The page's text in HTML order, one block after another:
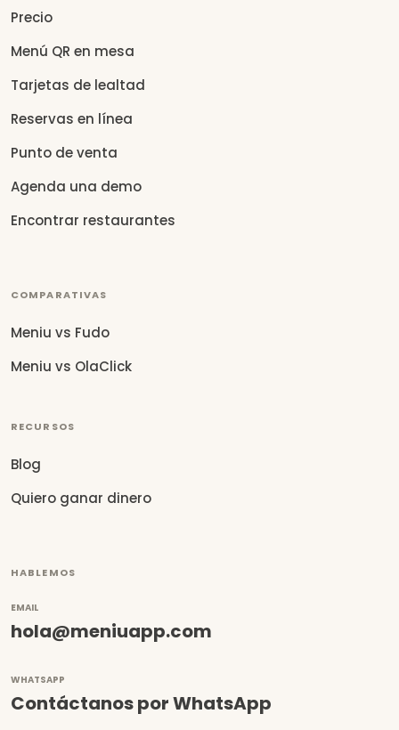
Precio
Menú QR en mesa
Tarjetas de lealtad
Reservas en línea
Punto de venta
Agenda una demo
Encontrar restaurantes
COMPARATIVAS
Meniu vs Fudo
Meniu vs OlaClick
RECURSOS
Blog
Quiero ganar dinero
HABLEMOS
EMAIL
hola@meniuapp.com
WHATSAPP
Contáctanos por WhatsApp